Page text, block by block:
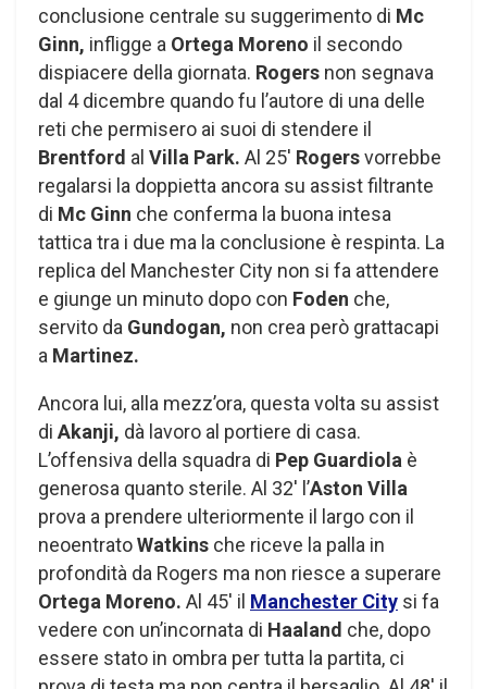
conclusione centrale su suggerimento di Mc
Ginn, infligge a Ortega Moreno il secondo
dispiacere della giornata. Rogers non segnava
dal 4 dicembre quando fu l’autore di una delle
reti che permisero ai suoi di stendere il
Brentford al Villa Park. Al 25′ Rogersvorrebbe
regalarsi la doppietta ancora su assist filtrante
di Mc Ginn che conferma la buona intesa
tattica tra i due ma la conclusione è respinta. La
replica del Manchester City non si fa attendere
e giunge un minuto dopo con Foden che,
servito da Gundogan, non crea però grattacapi
a Martinez.
Ancora lui, alla mezz’ora, questa volta su assist
di Akanji, dà lavoro al portiere di casa.
L’offensiva della squadra di Pep Guardiola è
generosa quanto sterile. Al 32′ l’Aston Villa
prova a prendere ulteriormente il largo con il
neoentratoWatkins che riceve la palla in
profondità da Rogers ma non riesce a superare
Ortega Moreno. Al 45′ il Manchester City si fa
vedere con un’incornata di Haaland che, dopo
essere stato in ombra per tutta la partita, ci